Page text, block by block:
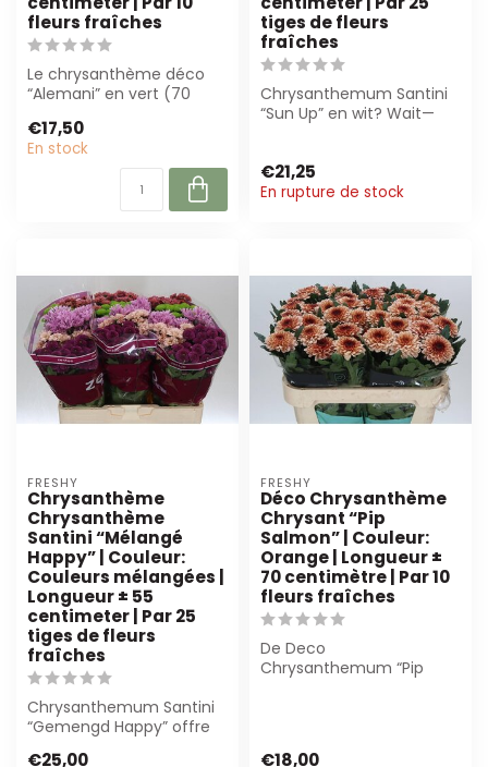
fleurs fraîches
Le chrysanthème déco
“Alemani” en vert (70
supérieure et u...
€17,50
En stock
tiges de fleurs
fraîches
Chrysanthemum Santini
“Sun Up” en wit? Wait—
€21,25
En rupture de stock
FRESHY
Chrysanthème
Chrysanthème
Santini “Mélangé
Happy” | Couleur:
Couleurs mélangées |
Longueur ± 55
centimeter | Par 25
tiges de fleurs
fraîches
Chrysanthemum Santini
“Gemengd Happy” offre
€25,00
FRESHY
Déco Chrysanthème
Chrysant “Pip
Salmon” | Couleur:
Orange | Longueur ±
70 centimètre | Par 10
fleurs fraîches
De Deco
Chrysanthemum “Pip
€18,00